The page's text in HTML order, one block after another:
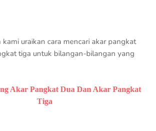
uraikan cara mencari akar pangkat
tiga untuk bilangan-bilangan yang
Akar Pangkat Dua Dan Akar Pangkat
Tiga